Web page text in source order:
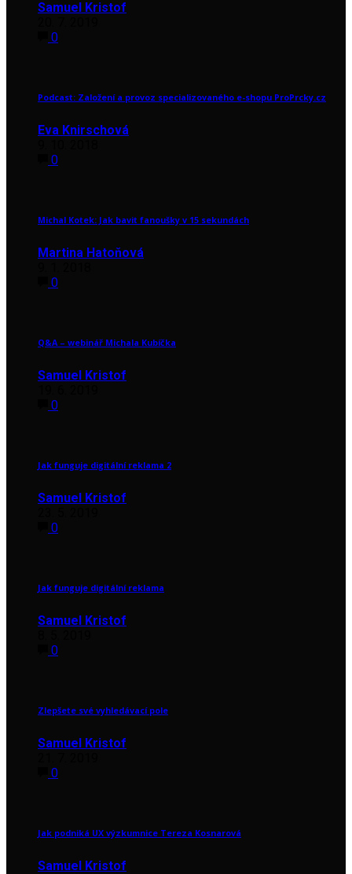
Samuel Kristof
0
Podcast: Založení a provoz specializovaného e-shopu ProPrcky.cz
Eva Knirschová
0
Michal Kotek: Jak bavit fanoušky v 15 sekundách
Martina Hatoňová
0
Q&A – webinář Michala Kubíčka
Samuel Kristof
0
Jak funguje digitální reklama 2
Samuel Kristof
0
Jak funguje digitální reklama
Samuel Kristof
0
Zlepšete své vyhledávací pole
Samuel Kristof
0
Jak podniká UX výzkumnice Tereza Kosnarová
Samuel Kristof